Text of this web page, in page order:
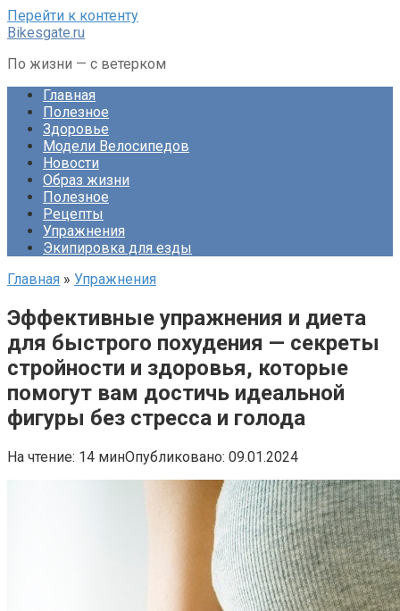
Перейти к контенту
Bikesgate.ru
По жизни — с ветерком
Главная
Полезное
Здоровье
Модели Велосипедов
Новости
Образ жизни
Полезное
Рецепты
Упражнения
Экипировка для езды
Главная » Упражнения
Эффективные упражнения и диета
для быстрого похудения — секреты
стройности и здоровья, которые
помогут вам достичь идеальной
фигуры без стресса и голода
На чтение: 14 минОпубликовано: 09.01.2024